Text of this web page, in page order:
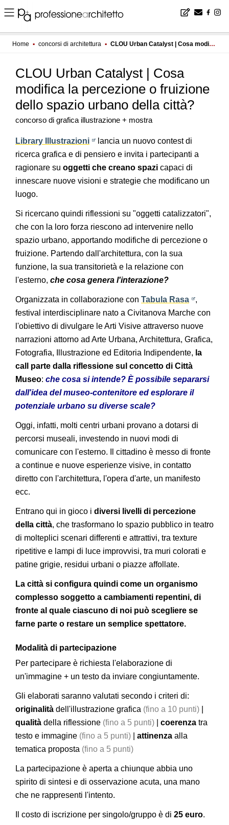
Home ▪ concorsi di architettura ▪ CLOU Urban Catalyst | Cosa modifica la percezione o fruizione dello spazio urbano della città?
CLOU Urban Catalyst | Cosa
modifica la percezione o fruizione
dello spazio urbano della città?
concorso di grafica illustrazione + mostra
Library Illustrazioni
lancia un nuovo contest di
ricerca grafica e di pensiero e invita i partecipanti a
ragionare su oggetti che creano spazi capaci di
innescare nuove visioni e strategie che modificano un
luogo.
Si ricercano quindi riflessioni su "oggetti catalizzatori",
che con la loro forza riescono ad intervenire nello
spazio urbano, apportando modifiche di percezione o
fruizione. Partendo dall'architettura, con la sua
funzione, la sua transitorietà e la relazione con
l'esterno, che cosa genera l'interazione?
Organizzata in collaborazione con Tabula Rasa
,
festival interdisciplinare nato a Civitanova Marche con
l'obiettivo di divulgare le Arti Visive attraverso nuove
narrazioni attorno ad Arte Urbana, Architettura, Grafica,
Fotografia, Illustrazione ed Editoria Indipendente, la
call parte dalla riflessione sul concetto di Città
Museo: che cosa si intende? È possibile separarsi
dall'idea del museo-contenitore ed esplorare il
potenziale urbano su diverse scale?
Oggi, infatti, molti centri urbani provano a dotarsi di
percorsi museali, investendo in nuovi modi di
comunicare con l'esterno. Il cittadino è messo di fronte
a continue e nuove esperienze visive, in contatto
diretto con l'architettura, l'opera d'arte, un manifesto
ecc.
Entrano qui in gioco i diversi livelli di percezione
della città, che trasformano lo spazio pubblico in teatro
di molteplici scenari differenti e attrattivi, tra texture
ripetitive e lampi di luce improvvisi, tra muri colorati e
patine grigie, residui urbani o piazze affollate.
La città si configura quindi come un organismo
complesso soggetto a cambiamenti repentini, di
fronte al quale ciascuno di noi può scegliere se
farne parte o restare un semplice spettatore.
Modalità di partecipazione
Per partecipare è richiesta l'elaborazione di
un'immagine + un testo da inviare congiuntamente.
Gli elaborati saranno valutati secondo i criteri di:
originalità dell'illustrazione grafica (fino a 10 punti)
qualità della riflessione (fino a 5 punti) coerenza tra
testo e immagine (fino a 5 punti) attinenza alla
tematica proposta (fino a 5 punti)
La partecipazione è aperta a chiunque abbia uno
spirito di sintesi e di osservazione acuta, una mano
che ne rappresenti l'intento.
Il costo di iscrizione per singolo/gruppo è di 25 euro.